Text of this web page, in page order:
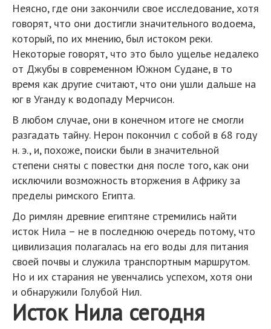
Неясно, где они закончили свое исследование, хотя
говорят, что они достигли значительного водоема,
который, по их мнению, был истоком реки.
Некоторые говорят, что это было ущелье недалеко
от Джубы в современном Южном Судане, в то
время как другие считают, что они ушли дальше на
юг в Уганду к водопаду Мерчисон.
В любом случае, они в конечном итоге не смогли
разгадать тайну. Нерон покончил с собой в 68 году
н. э., и, похоже, поиски были в значительной
степени сняты с повестки дня после того, как они
исключили возможность вторжения в Африку за
пределы римского Египта.
До римлян древние египтяне стремились найти
исток Нила – не в последнюю очередь потому, что
цивилизация полагалась на его воды для питания
своей почвы и служила транспортным маршрутом.
Но и их старания не увенчались успехом, хотя они
и обнаружили Голубой Нил.
Исток Нила сегодня